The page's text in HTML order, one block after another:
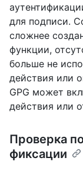
для подписи.
сложнее
функции,
больше не
действия или
GPG может
действия или
Проверка
фиксации